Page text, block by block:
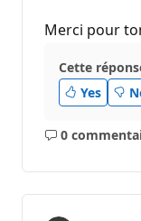
Merci pour
Cette
Yes
0
Aucun